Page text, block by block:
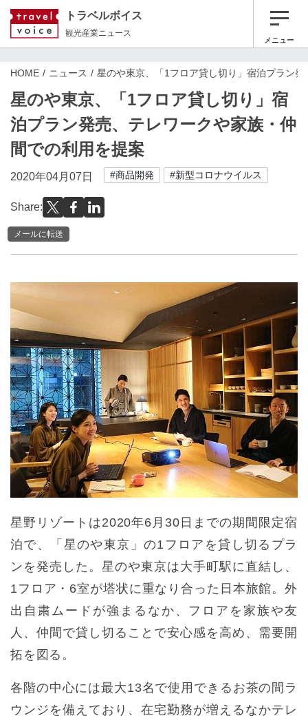
トラベルボイス
観光産業ニュース
メニュー
HOME ニュース 星のや東京、「1フロア貸し切り」宿泊プラン
星のや東京、「1フロア貸し切り」宿
泊プラン発売、テレワークや家族・仲
間での利用を提案
2020年04月07日 #商品開発 #新型コロナウイルス
Share:
メールに転送
星野リゾートは2020年6月30日までの期間限定宿
泊で、「星のや東京」の1フロアを貸し切るプラ
ンを発売した。星のや東京は大手町駅に直結し、
1フロア・6室が塔状に重なり合った日本旅館。外
出自粛ムードが強まるなか、フロアを家族や友
人、仲間で貸し切ることで安心感を高め、需要開
拓を図る。
各階の中心には最大13名で使用できるお茶の間ラ
ウンジを備えており、在宅勤務が増えるなかテレ